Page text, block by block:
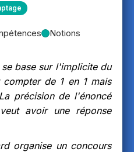
Notions
se base sur l'implicite du
de 1 en 1 mais
précision de l'énoncé
avoir une réponse
organise un concours